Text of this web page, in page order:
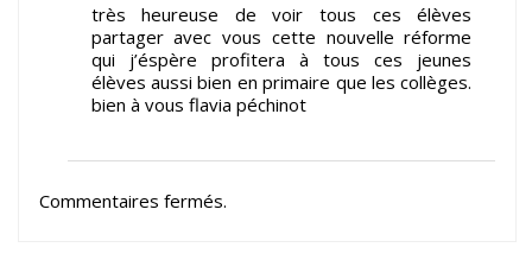
très heureuse de voir tous ces élèves
partager avec vous cette nouvelle réforme
qui j’éspère profitera à tous ces jeunes
élèves aussi bien en primaire que les collèges.
bien à vous flavia péchinot
Commentaires fermés.